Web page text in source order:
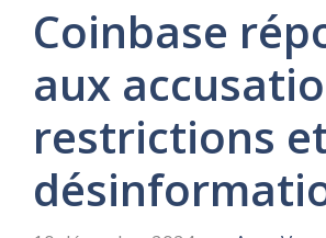
Coinbase
aux
restrictions